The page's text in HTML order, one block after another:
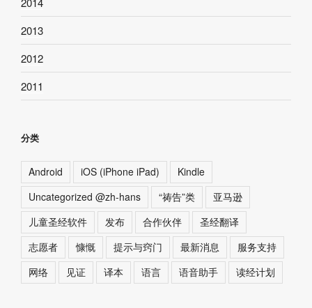
2013
2012
2011
分类
Android iOS (iPhone iPad)
Kindle
Uncategorized @zh-hans
“祷告”类
亚马逊
儿童圣经软件
发布 合作伙伴
圣经翻译
志愿者
慷慨 提示与窍门 最新消息
服务支持
网络
见证 译本 语言 语音助手 读经计划